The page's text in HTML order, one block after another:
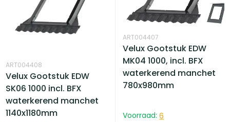
ART004408
Velux Gootstuk EDW
SK06 1000 incl. BFX
waterkerend manchet
1140x1180mm
ART004407
Velux Gootstuk EDW
MK04 1000, incl. BFX
waterkerend manchet
780x980mm
Voorraad: 6